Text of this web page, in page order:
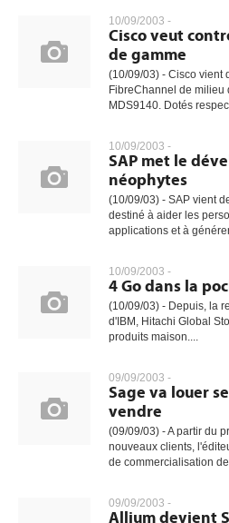
10/09/2003 -
Cisco veut
de gamme
(10/09/03) - Cisco vient
FibreChannel de milieu
MDS9140. Dotés
10/09/2003 -
SAP met le
néophytes
(10/09/03) - SAP vient
destiné à aider les
applications et à générer
10/09/2003 -
4 Go dans la
(10/09/03) - Depuis, la
d'IBM, Hitachi Global
produits maison....
09/09/2003 -
Sage va louer
vendre
(09/09/03) - A partir du
nouveaux clients,
de commercialisation de
09/09/2003 -
Allium devient